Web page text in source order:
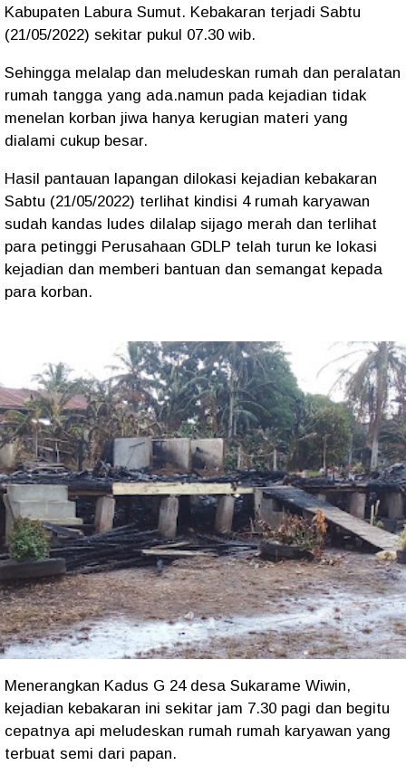
Kabupaten Labura Sumut. Kebakaran terjadi Sabtu
(21/05/2022) sekitar pukul 07.30 wib.
Sehingga melalap dan meludeskan rumah dan peralatan
rumah tangga yang ada.namun pada kejadian tidak
menelan korban jiwa hanya kerugian materi yang
dialami cukup besar.
Hasil pantauan lapangan dilokasi kejadian kebakaran
Sabtu (21/05/2022) terlihat kindisi 4 rumah karyawan
sudah kandas ludes dilalap sijago merah dan terlihat
para petinggi Perusahaan GDLP telah turun ke lokasi
kejadian dan memberi bantuan dan semangat kepada
para korban.
Menerangkan Kadus G 24 desa Sukarame Wiwin,
kejadian kebakaran ini sekitar jam 7.30 pagi dan begitu
cepatnya api meludeskan rumah rumah karyawan yang
terbuat semi dari papan.